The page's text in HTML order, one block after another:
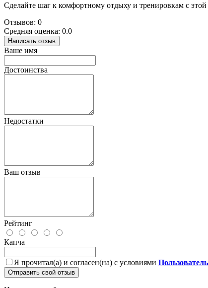
Сделайте шаг к комфортному отдыху и тренировкам с этой
Отзывов: 0
Средняя оценка: 0.0
Написать отзыв
Ваше имя
Достоинства
Недостатки
Ваш отзыв
Рейтинг
Капча
Я прочитал(а) и согласен(на) с условиями
Отправить свой отзыв